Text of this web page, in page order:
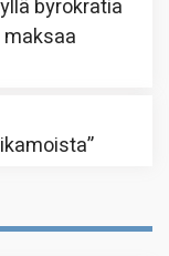
byrokratia
”